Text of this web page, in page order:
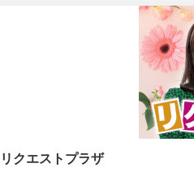
リクエストプラザ